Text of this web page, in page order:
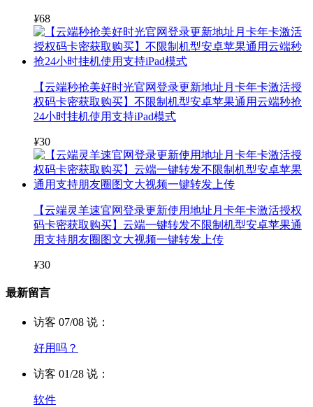
¥68
【云端秒抢美好时光官网登录更新地址月卡年卡激活授
权码卡密获取购买】不限制机型安卓苹果通用云端秒抢
24小时挂机使用支持iPad模式
¥30
【云端灵羊速官网登录更新使用地址月卡年卡激活授权
码卡密获取购买】云端一键转发不限制机型安卓苹果通
用支持朋友圈图文大视频一键转发上传
¥30
最新留言
访客 07/08 说：
好用吗？
访客 01/28 说：
软件